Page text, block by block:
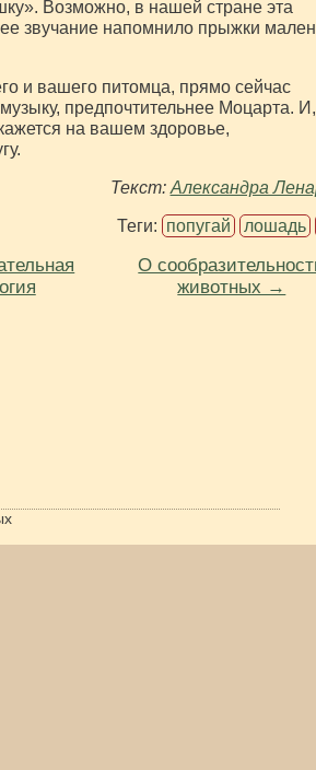
Возможно, в нашей стране эта
звучание напомнило прыжки
и вашего питомца, прямо сейчас
предпочтительнее Моцарта. И,
на вашем здоровье,
Текст: Александра
Теги: попугай лошадь
О
животных →